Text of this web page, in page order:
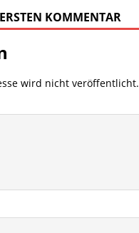
KOMMENTAR
wird nicht veröffentlicht.